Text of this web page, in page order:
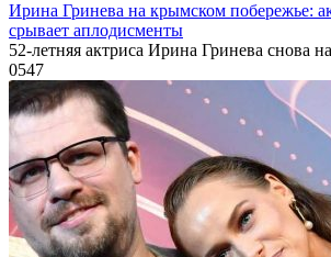
Ирина Гринева на крымском побережье:
срывает аплодисменты
52-летняя актриса Ирина Гринева снова
0547